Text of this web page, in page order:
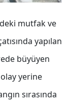
mutfak ve
yapılan
büyüyen
yerine
sırasında